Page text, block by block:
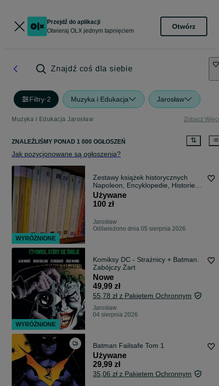
Przejdź do aplikacji
Otwieraj OLX jednym tapnięciem
Otwórz
Znajdź coś dla siebie
Filtry·2 Muzyka i Edukacja Jarosław
Muzyka i Edukacja Jarosław Zobacz
ZNALEŹLIŚMY PONAD 1 000 OGŁOSZEŃ
Jak pozycjonowane są ogłoszenia?
Zestawy książek historycznych
Napoleon, Encyklopedie, Historie,
Serie 4 biblioteczki
Używane
100 zł
Jarosław
Odświeżono dnia 05 sierpnia 2026
Dostawa gratis
Komiksy DC - Strażnicy + Batman.
Zabójczy Żart
Nowe
49,99 zł
55,78 zł z Pakietem Ochronnym
Jarosław
04 sierpnia 2026
Batman Failsafe Tom 1
Używane
29,99 zł
35,06 zł z Pakietem Ochronnym
WYRÓŻNIONE
WYRÓŻNIONE